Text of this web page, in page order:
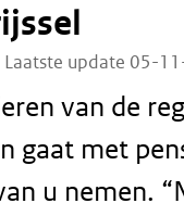
update 05-
van de
gaat met
u nemen.